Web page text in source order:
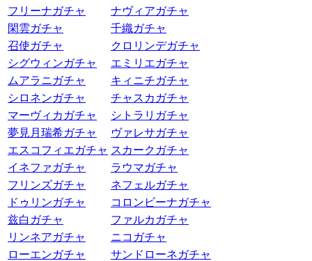
フリーナガチャ
ナヴィアガチャ
閑雲ガチャ
千織ガチャ
召使ガチャ
クロリンデガチャ
シグウィンガチャ
エミリエガチャ
ムアラニガチャ
キィニチガチャ
シロネンガチャ
チャスカガチャ
マーヴィカガチャ
シトラリガチャ
夢見月瑞希ガチャ
ヴァレサガチャ
エスコフィエガチャ スカークガチャ
イネファガチャ
ラウマガチャ
フリンズガチャ
ネフェルガチャ
ドゥリンガチャ
コロンビーナガチャ
兹白ガチャ
ファルカガチャ
リンネアガチャ
ニコガチャ
ローエンガチャ
サンドローネガチャ